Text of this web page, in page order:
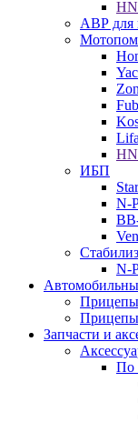
АВР для
ИБП
N-
N-
Запчасти и
По